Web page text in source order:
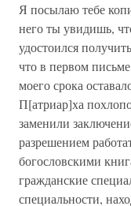
Я посылаю тебе
него ты увидишь,
удостоился
что в первом
моего срока
П[атриар]ха
заменили
разрешением
богословскими
гражданские
специальности,